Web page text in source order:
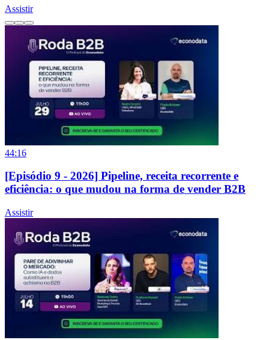
Assistir
44:16
[Episódio 9 - 2026] Pipeline, receita recorrente e
eficiência: o que mudou na forma de vender B2B
Assistir